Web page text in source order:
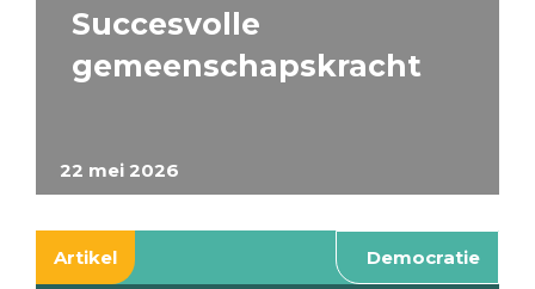
22 mei 2026
Succesvolle
gemeenschapskracht
Artikel Democratie